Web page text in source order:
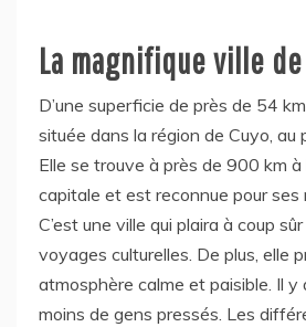
La magnifique ville
D’une superficie de près de 54
située dans la région de Cuyo, au
Elle se trouve à près de 900 km à
capitale et est reconnue pour ses
C’est une ville qui plaira à coup
voyages culturelles. De plus, elle
atmosphère calme et paisible. Il
moins de gens pressés. Les